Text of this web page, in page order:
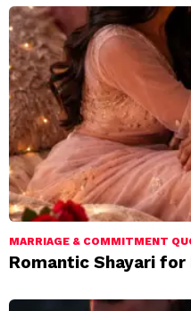
MARRIAGE & COMMITMENT
Romantic Shayari for